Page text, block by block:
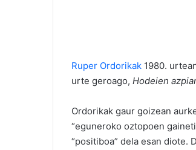
Ruper Ordorikak 1980.
urte geroago, Hodeien
Ordorikak gaur goizean
“eguneroko oztopoen
“positiboa” dela esan diote.